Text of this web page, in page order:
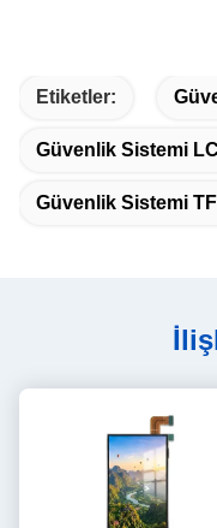
Etiketler:
Güvenlik Sistemi
Güvenlik Sistemi